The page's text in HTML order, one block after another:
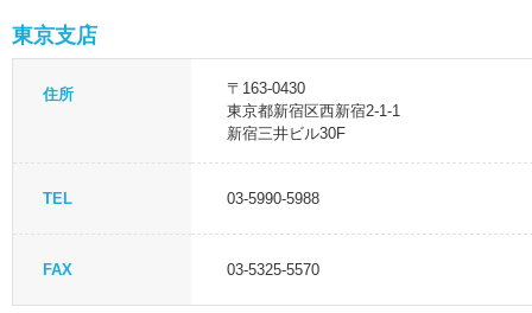
東京支店
住所
〒163-0430
東京都新宿区西新宿2-1-1
新宿三井ビル30F
TEL 03-5990-5988
FAX 03-5325-5570